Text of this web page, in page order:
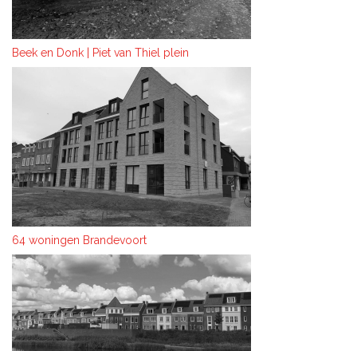
Beek en Donk | Piet van Thiel plein
64 woningen Brandevoort